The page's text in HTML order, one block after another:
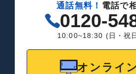
通話無料！ 電話で
0120-
10:00~18:30 (日・祝
オンライ